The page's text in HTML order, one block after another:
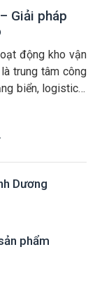
Giải pháp
động kho vận
trung tâm công
biển, logistics,
Dương
phẩm